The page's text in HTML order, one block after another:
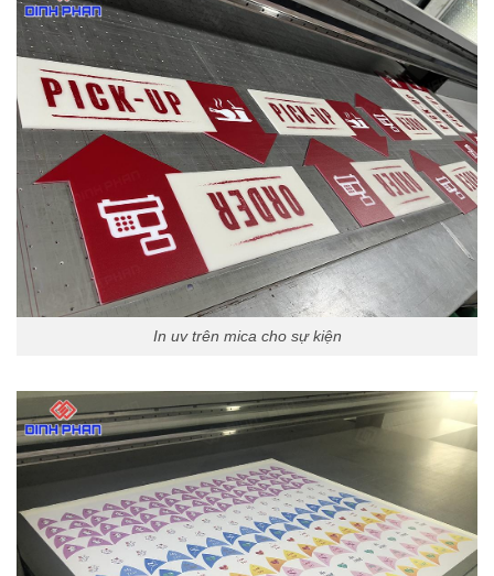
In uv trên mica cho sự kiện